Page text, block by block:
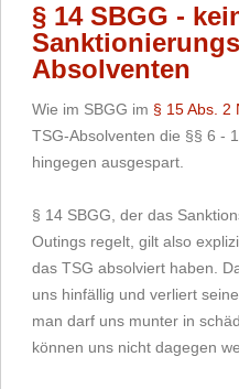
§ 14 SBGG -
Absolventen
Wie im SBGG im § 15 Abs. 2
TSG-Absolventen die §§ 6 -
hingegen ausgespart.
§ 14 SBGG, der das
Outings regelt, gilt also
das TSG absolviert haben.
uns hinfällig und verliert
man darf uns munter in
können uns nicht dagegen